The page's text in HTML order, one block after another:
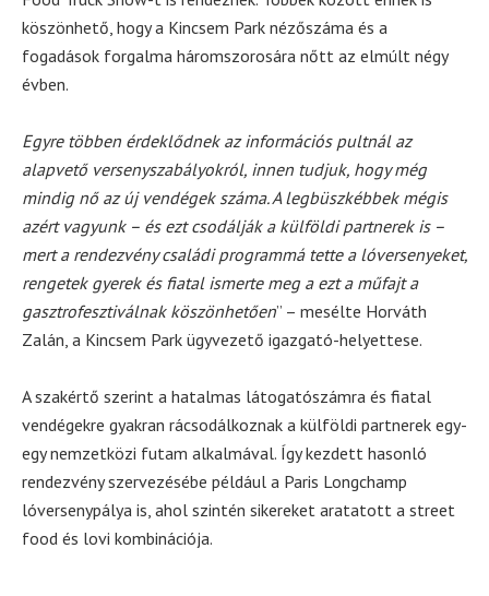
köszönhető, hogy a Kincsem Park nézőszáma és a
fogadások forgalma háromszorosára nőtt az elmúlt négy
évben.
Egyre többen érdeklődnek az információs pultnál az
alapvető versenyszabályokról, innen tudjuk, hogy még
mindig nő az új vendégek száma. A legbüszkébbek mégis
azért vagyunk – és ezt csodálják a külföldi partnerek is –
mert a rendezvény családi programmá tette a lóversenyeket,
rengetek gyerek és fiatal ismerte meg a ezt a műfajt a
gasztrofesztiválnak köszönhetően” – mesélte Horváth
Zalán, a Kincsem Park ügyvezető igazgató-helyettese.
A szakértő szerint a hatalmas látogatószámra és fiatal
vendégekre gyakran rácsodálkoznak a külföldi partnerek egy-
egy nemzetközi futam alkalmával. Így kezdett hasonló
rendezvény szervezésébe például a Paris Longchamp
lóversenypálya is, ahol szintén sikereket aratatott a street
food és lovi kombinációja.